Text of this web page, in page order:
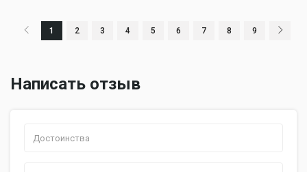
1 2 3 4 5 6 7 8 9
Написать отзыв